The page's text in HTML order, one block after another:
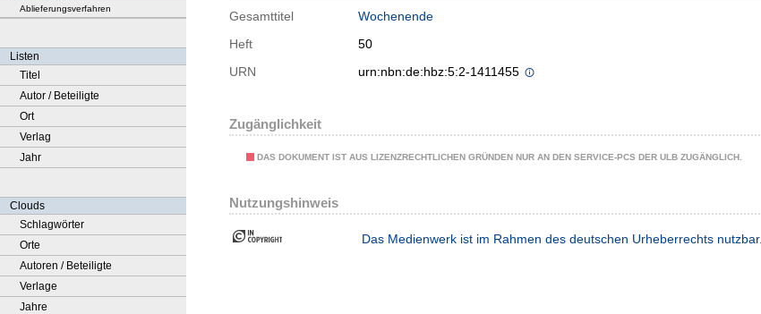
Ablieferungsverfahren
Listen
Titel
Autor / Beteiligte
Ort
Verlag
Jahr
Clouds
Schlagwörter
Orte
Autoren / Beteiligte
Verlage
Jahre
Gesamttitel
Wochenende
Heft
50
URN
urn:nbn:de:hbz:5:2-1411455
Zugänglichkeit
DAS DOKUMENT IST AUS LIZENZRECHTLICHEN GRÜNDEN NUR AN DEN SERVICE-PCS DER ULB ZUGÄNGLICH.
Nutzungshinweis
Das Medienwerk ist im Rahmen des deutschen Urheberrechts nutzbar.